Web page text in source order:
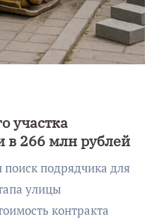
участка
в 266 млн рублей
улицы
контракта